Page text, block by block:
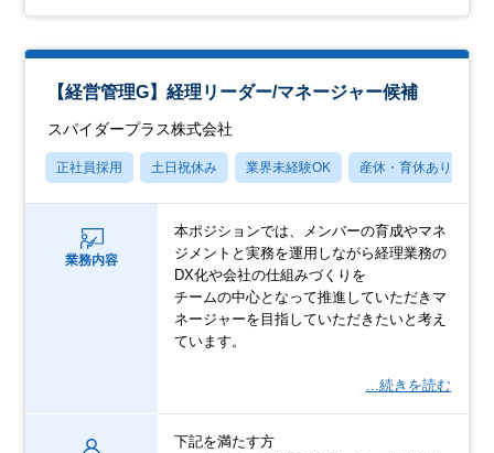
【経営管理G】経理リーダー/マネージャー候補
スパイダープラス株式会社
正社員採用 土日祝休み 業界未経験OK 産休・育休あり
業務内容
本ポジションでは、メンバーの育成やマネ
ジメントと実務を運用しながら経理業務の
DX化や会社の仕組みづくりを
チームの中心となって推進していただきマ
ネージャーを目指していただきたいと考え
ています。
…続きを読む
下記を満たす方